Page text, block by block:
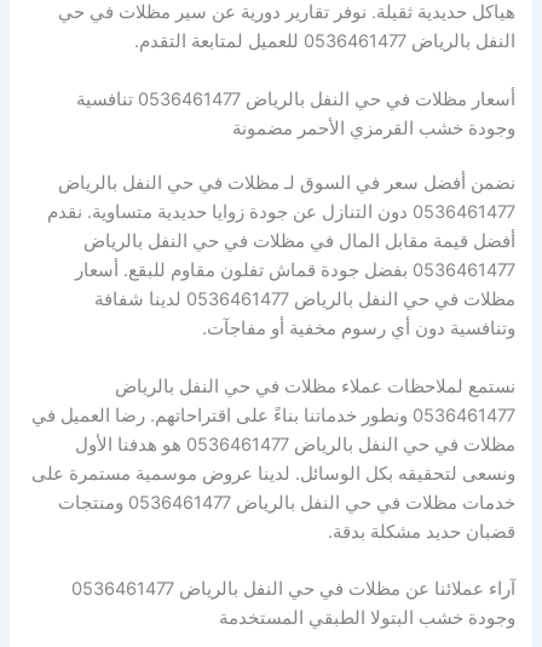
هياكل حديدية ثقيلة. نوفر تقارير دورية عن سير مظلات في حي
النفل بالرياض 0536461477 للعميل لمتابعة التقدم.
أسعار مظلات في حي النفل بالرياض 0536461477 تنافسية
وجودة خشب القرمزي الأحمر مضمونة
نضمن أفضل سعر في السوق لـ مظلات في حي النفل بالرياض
0536461477 دون التنازل عن جودة زوايا حديدية متساوية. نقدم
أفضل قيمة مقابل المال في مظلات في حي النفل بالرياض
0536461477 بفضل جودة قماش تفلون مقاوم للبقع. أسعار
مظلات في حي النفل بالرياض 0536461477 لدينا شفافة
وتنافسية دون أي رسوم مخفية أو مفاجآت.
نستمع لملاحظات عملاء مظلات في حي النفل بالرياض
0536461477 ونطور خدماتنا بناءً على اقتراحاتهم. رضا العميل في
مظلات في حي النفل بالرياض 0536461477 هو هدفنا الأول
ونسعى لتحقيقه بكل الوسائل. لدينا عروض موسمية مستمرة على
خدمات مظلات في حي النفل بالرياض 0536461477 ومنتجات
قضبان حديد مشكلة بدقة.
آراء عملائنا عن مظلات في حي النفل بالرياض 0536461477
وجودة خشب البتولا الطبقي المستخدمة